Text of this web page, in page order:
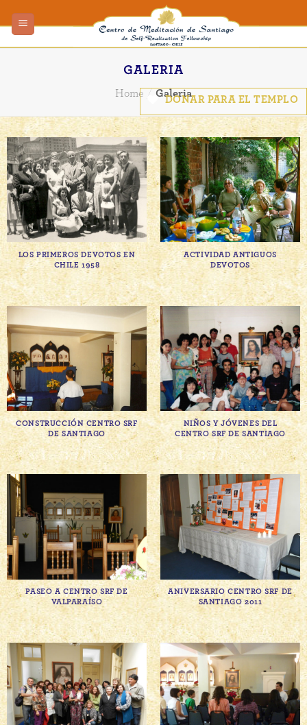
to
GALERIA
Home / Galeria
LOS PRIMEROS DEVOTOS EN
CHILE 1958
ACTIVIDAD ANTIGUOS
DEVOTOS
CONSTRUCCIÓN CENTRO SRF
DE SANTIAGO
NIÑOS Y JÓVENES DEL
CENTRO SRF DE SANTIAGO
PASEO A CENTRO SRF DE
VALPARAÍSO
ANIVERSARIO CENTRO SRF DE
SANTIAGO 2011
DONAR PARA EL TEMPLO